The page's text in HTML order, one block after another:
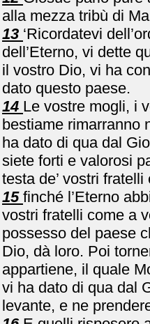
alla mezza tribù di
13 ‘Ricordatevi
dell’Eterno, vi dette
il vostro Dio, vi ha
dato questo paese.
14 Le vostre mogli, i
bestiame rimarranno
ha dato di qua dal
siete forti e valorosi
testa de’ vostri
15 finché l’Eterno
vostri fratelli come a
possesso del paese
Dio, dà loro. Poi
appartiene, il quale
vi ha dato di qua dal
levante, e ne